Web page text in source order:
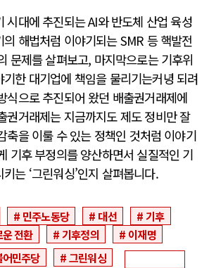
시대에 추진되는 AI와 반도체 산업 육성
해법처럼 이야기되는 SMR 등 핵발전
문제를 살펴보고, 마지막으로는 기후위
한 대기업에 책임을 물리기는커녕 되려
식으로 추진되어 왔던 배출권거래제에
권거래제는 지금까지도 제도 정비만 잘
축을 이룰 수 있는 정책인 것처럼 이야기
기후 부정의를 양산하면서 실질적인 기
는 ‘그린워싱’인지 살펴봅니다.
민주노동당 대선
기후
전환 기후정의
이재명
어민주당 그린워싱